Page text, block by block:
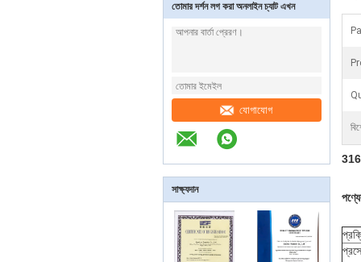
তোমার দর্শন লগ করা অনলাইন চ্যাট এখন
যোগাযোগ
সাক্ষ্যদান
316